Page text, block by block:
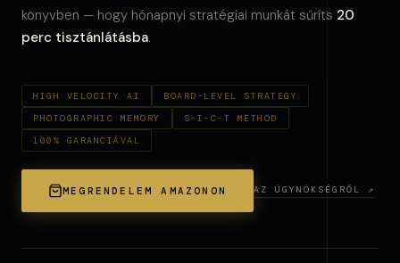
könyvben — hogy hónapnyi stratégiai munkát sűríts 20
perc tisztánlátásba.
HIGH VELOCITY AI
BOARD-LEVEL STRATEGY
PHOTOGRAPHIC MEMORY
S-I-C-T METHOD
100% GARANCIÁVAL
MEGRENDELEM AMAZONON AZ ÜGYNÖKSÉGRŐL ↗